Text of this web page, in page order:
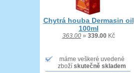
Chytrá houba Dermasin oil
100ml
363.00» 339.00Kč
máme veškeré uvedené
zboží skutečně skladem